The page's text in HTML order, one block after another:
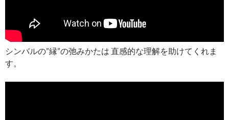
シンバルの”縁”の弛みかたは 直感的な理解を助けてくれま
す。